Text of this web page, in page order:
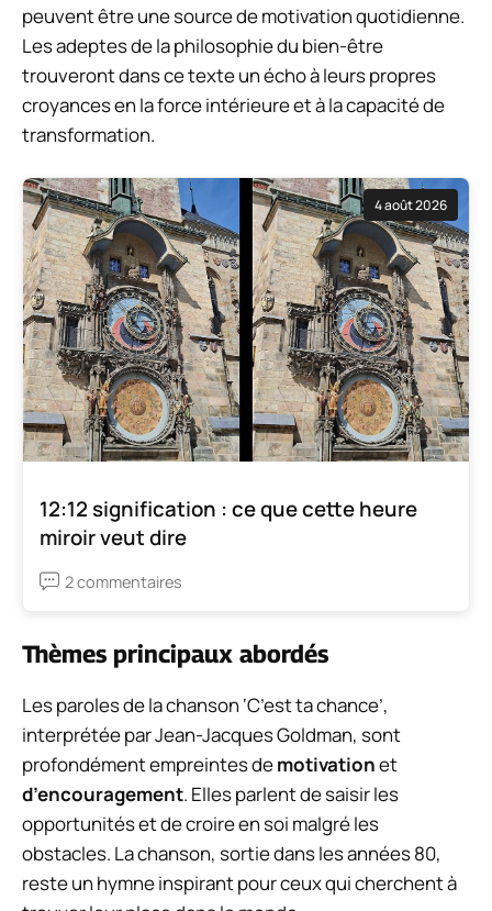
peuvent être une source de motivation quotidienne.
Les adeptes de la philosophie du bien-être
trouveront dans ce texte un écho à leurs propres
croyances en la force intérieure et à la capacité de
transformation.
4 août 2026
12:12 signification : ce que cette heure
miroir veut dire
2 commentaires
Thèmes principaux abordés
Les paroles de la chanson ‘C’est ta chance’,
interprétée par Jean-Jacques Goldman, sont
profondément empreintes demotivationet
d’encouragement. Elles parlent de saisir les
opportunités et de croire en soi malgré les
obstacles. La chanson, sortie dans les années 80,
reste un hymne inspirant pour ceux qui cherchent à